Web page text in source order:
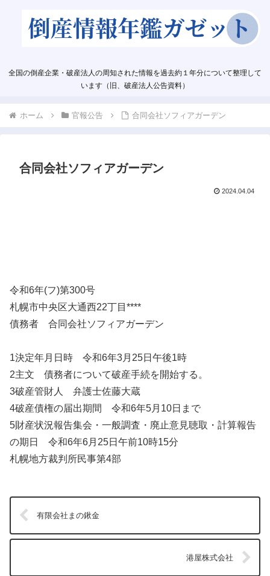
全国の倒産企業・破産法人の周知された情報を過去約１年分について整理して
います（旧、破産法人公告資料）
ホーム 官報公告 合同会社ソフィアガーデン
合同会社ソフィアガーデン
2024.04.04
令和6年(フ)第300号
札幌市中央区大通西22丁目****
債務者 合同会社ソフィアガーデン
1決定年月日時 令和6年3月25日午後1時
2主文 債務者について破産手続を開始する。
3破産管財人 弁護士佐藤大蔵
4破産債権の届出期間 令和6年5月10日まで
5財産状況報告集会・一般調査・廃止意見聴取・計算報告
の期日 令和6年6月25日午前10時15分
札幌地方裁判所民事第4部
有限会社まの鍬金
港屋株式会社